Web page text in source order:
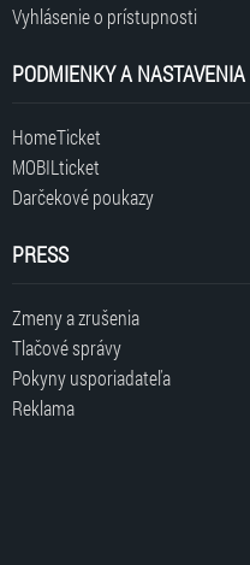
Vyhlásenie o prístupnosti
PODMIENKY A NASTAVENIA
HomeTicket
MOBILticket
Darčekové poukazy
PRESS
Zmeny a zrušenia
Tlačové správy
Pokyny usporiadateľa
Reklama